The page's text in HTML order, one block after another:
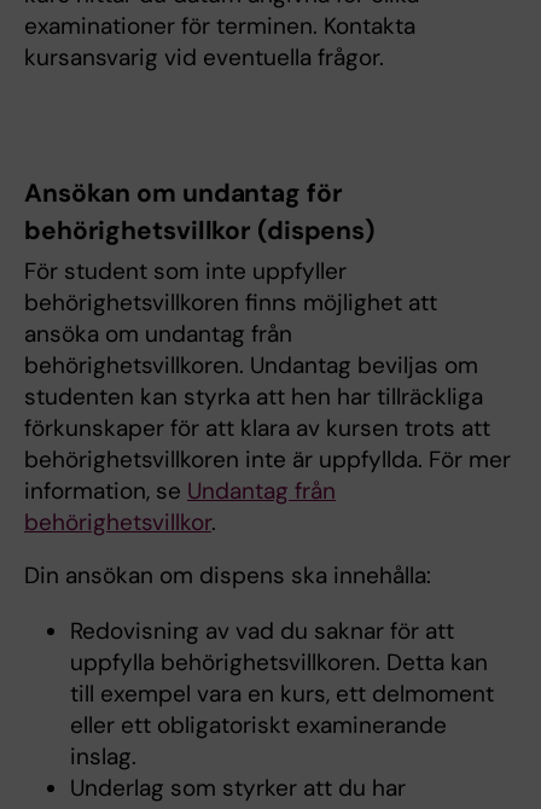
examinationer för terminen. Kontakta
kursansvarig vid eventuella frågor.
Ansökan om undantag för
behörighetsvillkor (dispens)
För student som inte uppfyller
behörighetsvillkoren finns möjlighet att
ansöka om undantag från
behörighetsvillkoren. Undantag beviljas om
studenten kan styrka att hen har tillräckliga
förkunskaper för att klara av kursen trots att
behörighetsvillkoren inte är uppfyllda. För mer
information, se Undantag från
behörighetsvillkor.
Din ansökan om dispens ska innehålla:
Redovisning av vad du saknar för att
uppfylla behörighetsvillkoren. Detta kan
till exempel vara en kurs, ett delmoment
eller ett obligatoriskt examinerande
inslag.
Underlag som styrker att du har